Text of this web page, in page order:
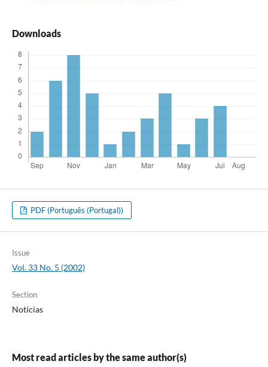
Downloads
PDF (Português (Portugal))
Issue
Vol. 33 No. 5 (2002)
Section
Notícias
Most read articles by the same author(s)